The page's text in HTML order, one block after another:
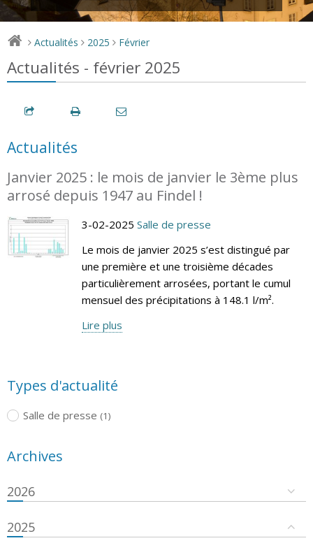
> Actualités > 2025 > Février
Actualités - février 2025
Actualités
Janvier 2025 : le mois de janvier le 3ème plus
arrosé depuis 1947 au Findel !
3-02-2025 Salle de presse
Le mois de janvier 2025 s’est distingué par
une première et une troisième décades
particulièrement arrosées, portant le cumul
mensuel des précipitations à 148.1 l/m².
Lire plus
Types d'actualité
Salle de presse (1)
Archives
2026
2025